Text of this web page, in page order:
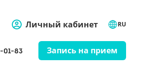
Личный кабинет RU
01-83 Запись на прием